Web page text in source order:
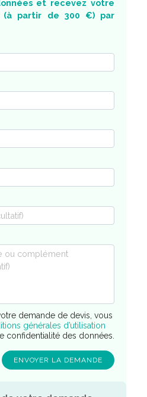
et recevez votre
(à partir de 300 €) par
demande de devis, vous
générales d’utilisation
confidentialité des données.